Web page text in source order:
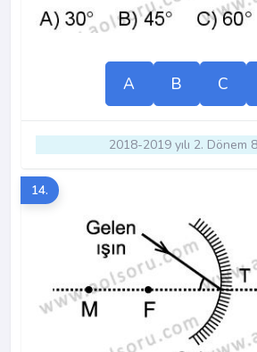
A B C
2018-2019 yılı 2. Dönem
14.